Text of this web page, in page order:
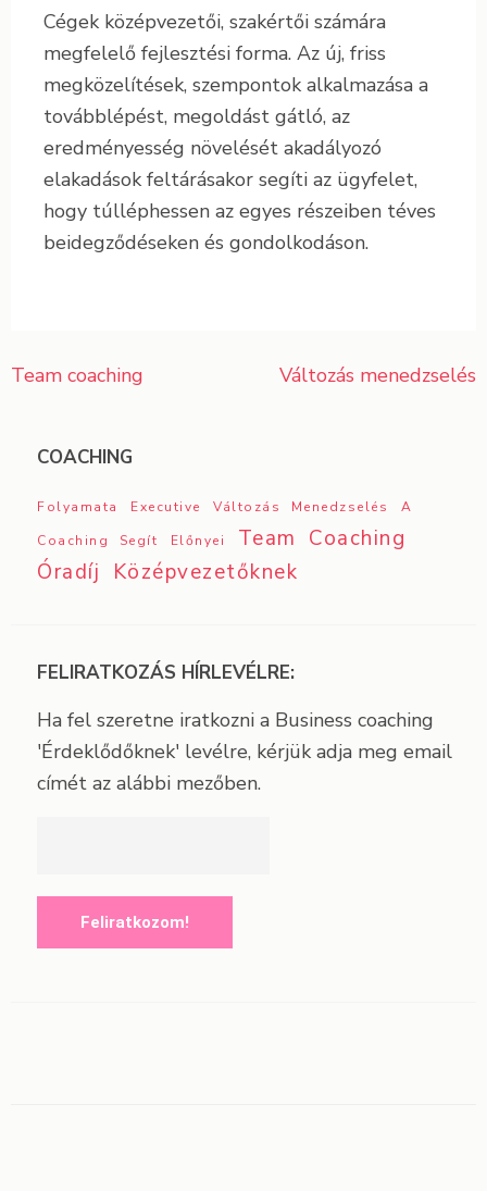
Cégek középvezetői, szakértői számára
megfelelő fejlesztési forma. Az új, friss
megközelítések, szempontok alkalmazása a
továbblépést, megoldást gátló, az
eredményesség növelését akadályozó
elakadások feltárásakor segíti az ügyfelet,
hogy túlléphessen az egyes részeiben téves
beidegződéseken és gondolkodáson.
Team coaching Változás menedzselés
COACHING
Folyamata Executive Változás Menedzselés
A
Coaching Segít
Előnyei
Team Coaching
Óradíj
Középvezetőknek
FELIRATKOZÁS HÍRLEVÉLRE:
Ha fel szeretne iratkozni a Business coaching
'Érdeklődőknek' levélre, kérjük adja meg email
címét az alábbi mezőben.